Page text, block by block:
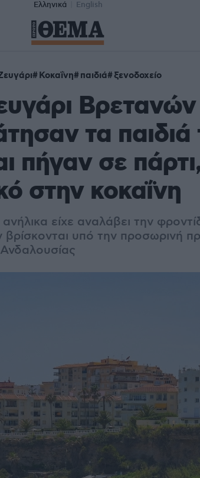
Ελληνικά English
Κοκαΐνη παιδιά ξενοδοχείο
τα
πήγαν σε
στην κοκαΐνη
είχε αναλάβει την
βρίσκονται υπό την προσωρινή